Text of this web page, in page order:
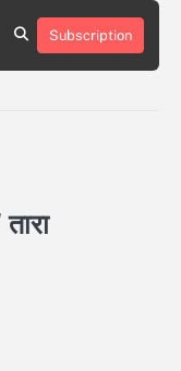
HOME
ABOUT
BLOG
CONTACT
Subscription